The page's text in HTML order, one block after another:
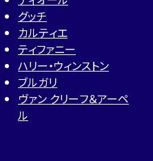
グッチ
カルティエ
ティファニー
ハリー・ウィンストン
ブルガリ
ヴァン クリーフ＆アーペ
ル